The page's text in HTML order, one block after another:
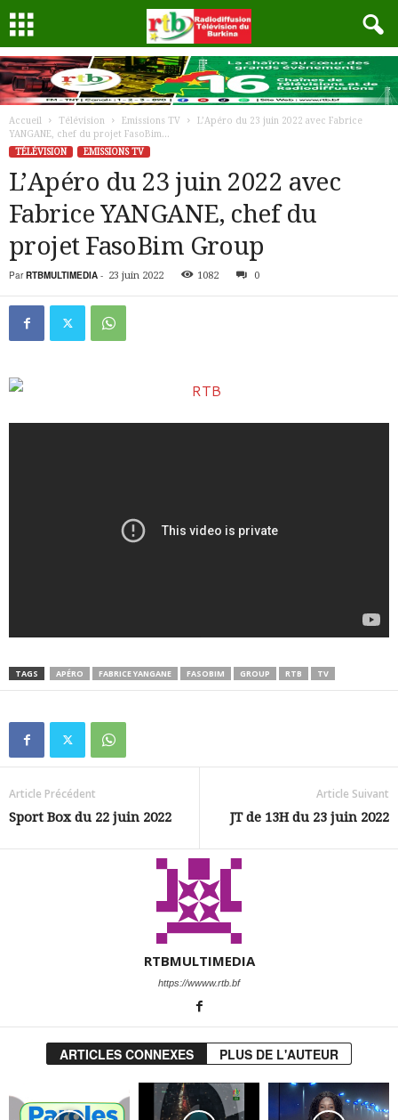
Accueil Télévision Emissions TV
L’Apéro du 23 juin 2022 avec Fabrice
YANGANE, chef du projet FasoBim...
TÉLÉVISION
EMISSIONS TV
L’Apéro du 23 juin 2022 avec
Fabrice YANGANE, chef du
projet FasoBim Group
Par RTBMULTIMEDIA - 23 juin 2022 1082 0
TAGS APÉRO FABRICE YANGANE FASOBIM GROUP RTB TV
Article Précédent
Sport Box du 22 juin 2022
Article Suivant
JT de 13H du 23 juin 2022
RTBMULTIMEDIA
https://wwww.rtb.bf
ARTICLES CONNEXES PLUS DE L'AUTEUR